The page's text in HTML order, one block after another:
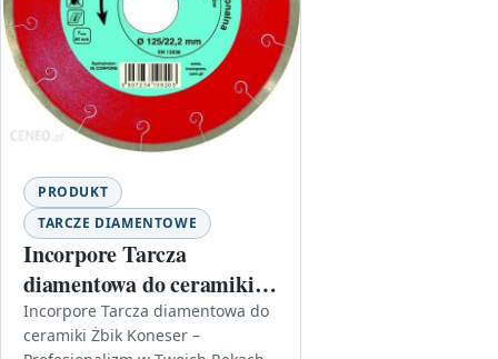
PRODUKT
TARCZE DIAMENTOWE
Incorpore Tarcza
diamentowa do ceramiki
Żbik Koneser, pełna
250mm 32/25,4mm 10850
Incorpore Tarcza diamentowa do
ceramiki Żbik Koneser –